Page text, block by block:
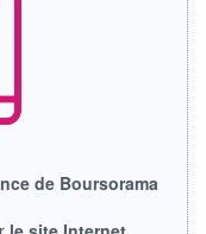
ÉCHANGÉ
LAde Boursorama